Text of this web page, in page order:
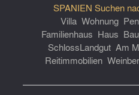
SPANIEN Suchen
Villa Wohnung
Familienhaus Haus
SchlossLandgut Am
Reitimmobilien